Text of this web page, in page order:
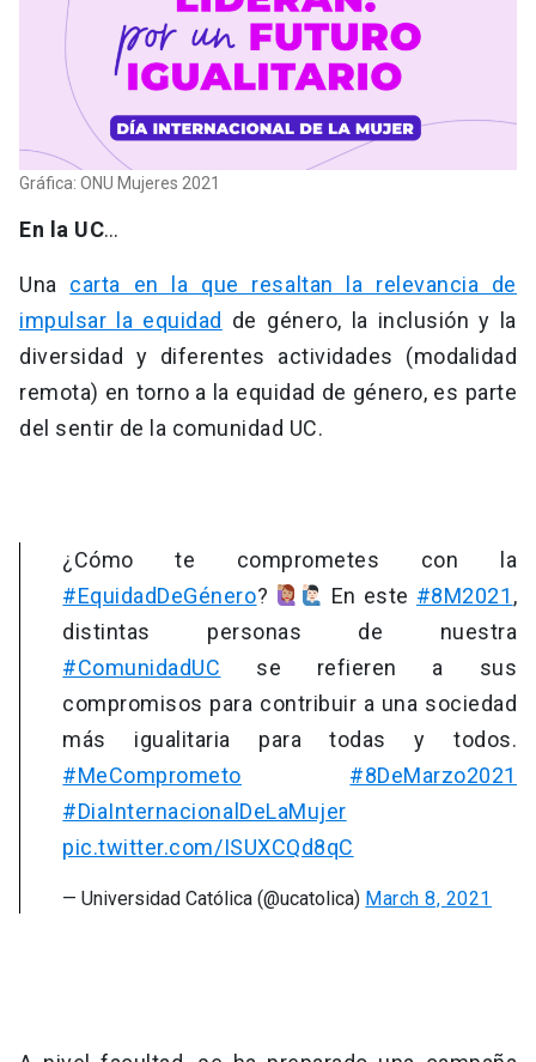
Gráfica: ONU Mujeres 2021
En la UC…
Una carta en la que resaltan la relevancia de
impulsar la equidad de género, la inclusión y la
diversidad y diferentes actividades (modalidad
remota) en torno a la equidad de género, es parte
del sentir de la comunidad UC.
¿Cómo te comprometes con la
#EquidadDeGénero? En este #8M2021 ,
distintas personas de nuestra
#ComunidadUC se refieren a sus
compromisos para contribuir a una sociedad
más igualitaria para todas y todos.
#MeComprometo
#8DeMarzo2021
#DiaInternacionalDeLaMujer
pic.twitter.com/ISUXCQd8qC
— Universidad Católica (@ucatolica) March 8, 2021